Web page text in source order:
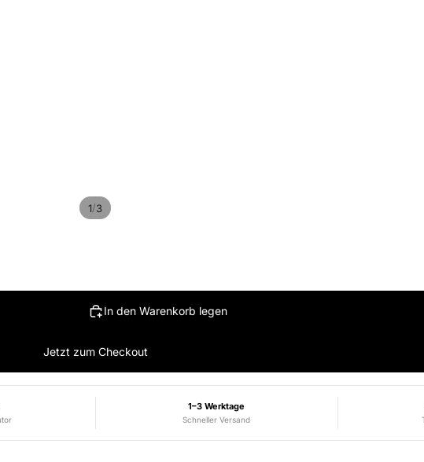
1/3
In den Warenkorb legen
Jetzt zum Checkout
1–3 Werktage
Schneller Versand